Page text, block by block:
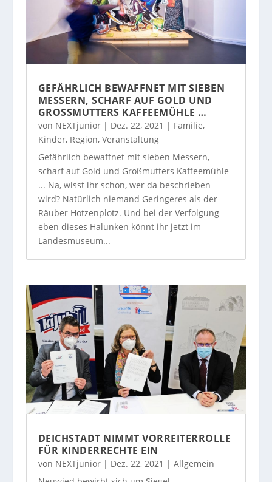
GEFÄHRLICH BEWAFFNET MIT SIEBEN
MESSERN, SCHARF AUF GOLD UND
GROSSMUTTERS KAFFEEMÜHLE …
von NEXTjunior| Dez. 22, 2021 | Familie,
Kinder, Region, Veranstaltung
Gefährlich bewaffnet mit sieben Messern,
scharf auf Gold und Großmutters Kaffeemühle
... Na, wisst ihr schon, wer da beschrieben
wird? Natürlich niemand Geringeres als der
Räuber Hotzenplotz. Und bei der Verfolgung
eben dieses Halunken könnt ihr jetzt im
Landesmuseum...
DEICHSTADT NIMMT VORREITERROLLE
FÜR KINDERRECHTE EIN
von NEXTjunior| Dez. 22, 2021 | Allgemein